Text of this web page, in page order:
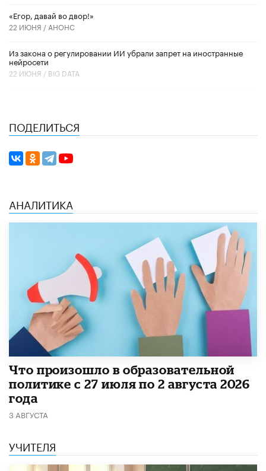
«Егор, давай во двор!»
22 ИЮНЯ / АНОНС
Из закона о регулировании ИИ убрали запрет на иностранные
нейросети
22 ИЮНЯ / BIG DATA
ПОДЕЛИТЬСЯ
АНАЛИТИКА
​Что произошло в образовательной
политике с 27 июля по 2 августа 2026
года
3 АВГУСТА
УЧИТЕЛЯ